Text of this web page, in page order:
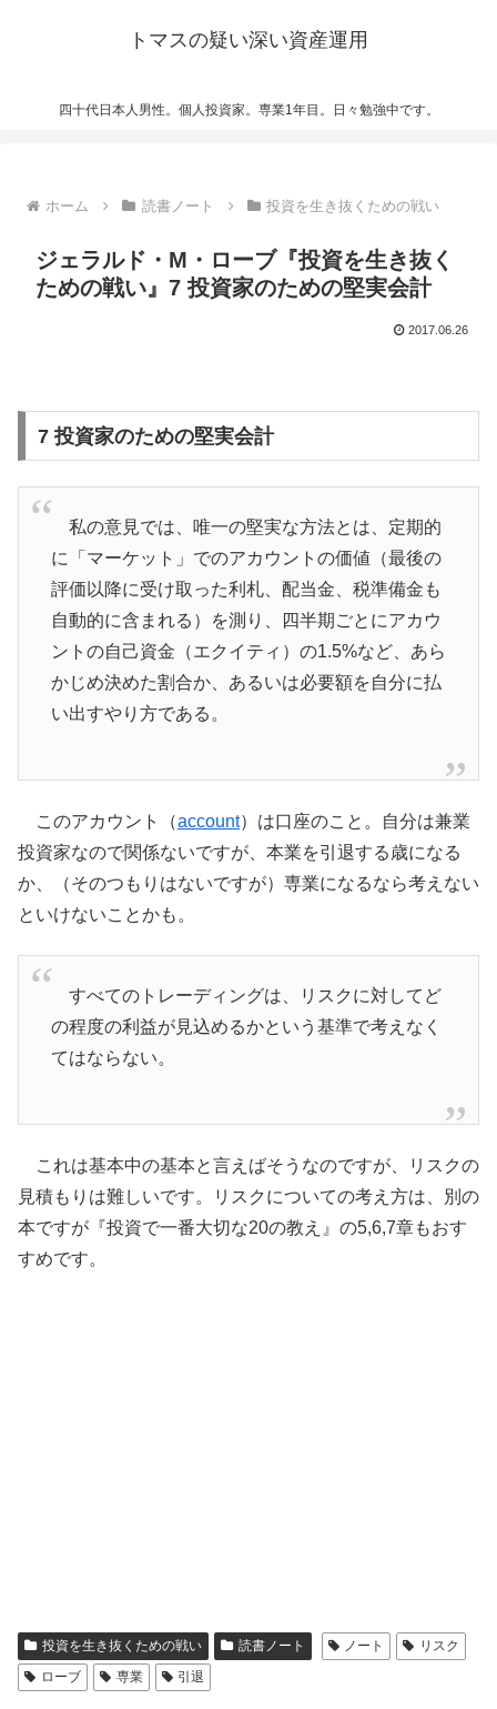
トマスの疑い深い資産運用
四十代日本人男性。個人投資家。専業1年目。日々勉強中です。
ホーム 読書ノート 投資を生き抜くための戦い
ジェラルド・M・ローブ『投資を生き抜く
ための戦い』7 投資家のための堅実会計
2017.06.26
7 投資家のための堅実会計
私の意見では、唯一の堅実な方法とは、定期的
に「マーケット」でのアカウントの価値（最後の
評価以降に受け取った利札、配当金、税準備金も
自動的に含まれる）を測り、四半期ごとにアカウ
ントの自己資金（エクイティ）の1.5%など、あら
かじめ決めた割合か、あるいは必要額を自分に払
い出すやり方である。
このアカウント（account）は口座のこと。自分は兼業
投資家なので関係ないですが、本業を引退する歳になる
か、（そのつもりはないですが）専業になるなら考えない
といけないことかも。
すべてのトレーディングは、リスクに対してど
の程度の利益が見込めるかという基準で考えなく
てはならない。
これは基本中の基本と言えばそうなのですが、リスクの
見積もりは難しいです。リスクについての考え方は、別の
本ですが『投資で一番大切な20の教え』の5,6,7章もおす
すめです。
投資を生き抜くための戦い 読書ノート ノート
リスク
ローブ
専業 引退